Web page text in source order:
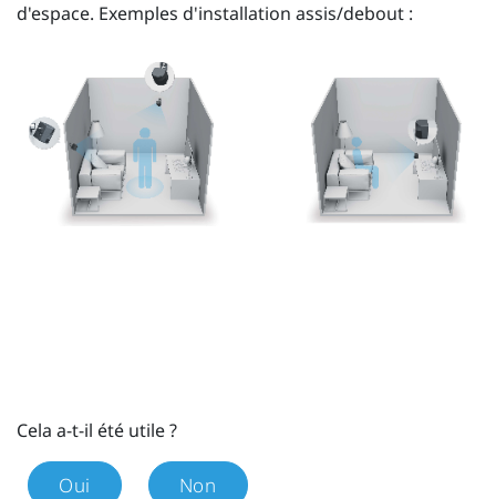
d'espace. Exemples d'installation assis/debout :
Cela a-t-il été utile ?
Oui Non